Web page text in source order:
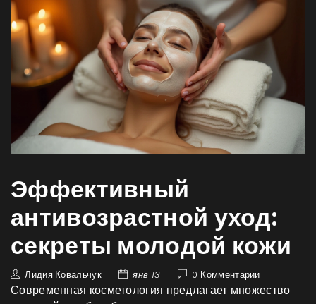
Эффективный
антивозрастной уход:
секреты молодой кожи
Лидия Ковальчук янв 13 0 Комментарии
Современная косметология предлагает множество